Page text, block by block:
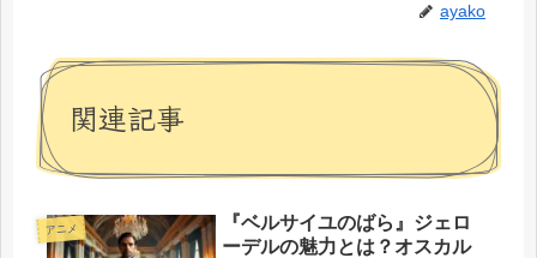
ayako
関連記事
アニメ
『ベルサイユのばら』ジェロ
ーデルの魅力とは？オスカル